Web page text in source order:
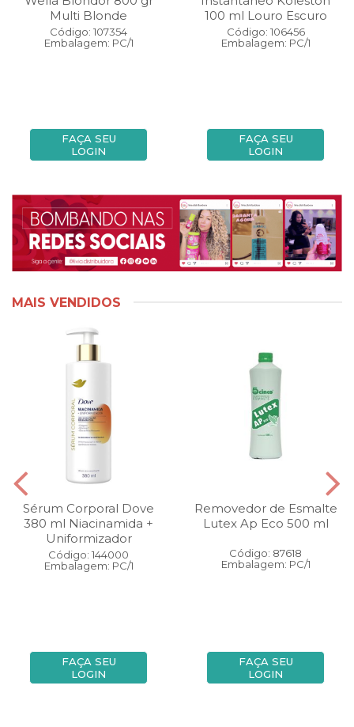
Multi Blonde
Código: 107354
Embalagem: PC/1
FAÇA SEU
LOGIN
100 ml Louro Escuro
Código: 106456
Embalagem: PC/1
FAÇA SEU
LOGIN
MAIS VENDIDOS
Sérum Corporal Dove
380 ml Niacinamida +
Uniformizador
Código: 144000
Embalagem: PC/1
FAÇA SEU
LOGIN
Removedor de Esmalte
Lutex Ap Eco 500 ml
Código: 87618
Embalagem: PC/1
FAÇA SEU
LOGIN